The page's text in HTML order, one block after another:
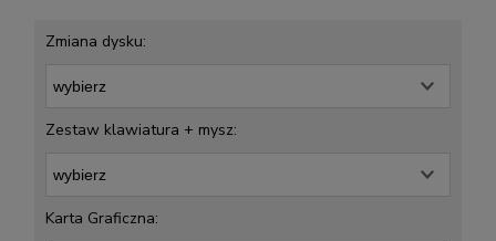
Zmiana dysku:
Zestaw klawiatura + mysz:
Karta Graficzna: